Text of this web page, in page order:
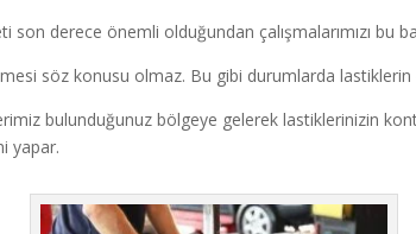
son derece önemli olduğundan çalışmalarımızı bu
söz konusu olmaz. Bu gibi durumlarda
bulunduğunuz bölgeye gelerek lastiklerinizin
yapar.